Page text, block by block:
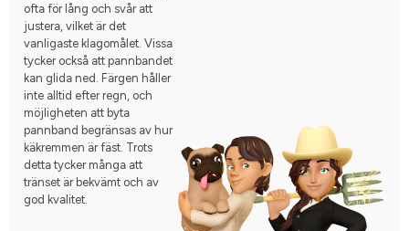
ofta för lång och svår att
justera, vilket är det
vanligaste klagomålet. Vissa
tycker också att pannbandet
kan glida ned. Färgen håller
inte alltid efter regn, och
möjligheten att byta
pannband begränsas av hur
käkremmen är fäst. Trots
detta tycker många att
tränset är bekvämt och av
god kvalitet.